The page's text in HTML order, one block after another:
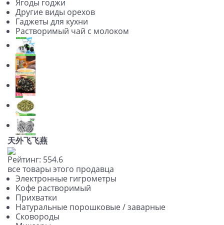
Ягоды годжи
Другие виды орехов
Гаджеты для кухни
Растворимый чай с молоком
天外飞飞燕
Рейтинг: 554.6
все товары этого продавца
Электронные гигрометры
Кофе растворимый
Прихватки
Натуральные порошковые / заварные
Сковороды